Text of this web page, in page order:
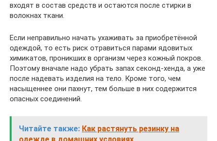
входят в состав средств и остаются после стирки в
волокнах ткани.
Если неправильно начать ухаживать за приобретённой
одеждой, то есть риск отравиться парами ядовитых
химикатов, проникших в организм через кожный покров.
Поэтому вначале надо убрать запах секонд-хенда, а уже
после надевать изделия на тело. Кроме того, чем
насыщеннее они пахнут, тем больше в них содержится
опасных соединений.
Читайте также: Как растянуть резинку на